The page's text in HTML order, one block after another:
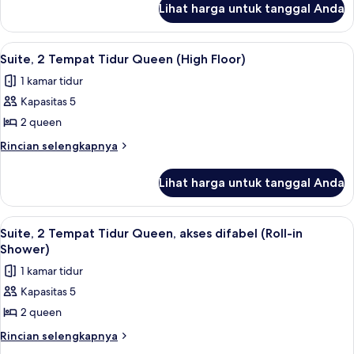
(High
Floor)
Suite,
Beberapa
Tempat
(High
Floor)
Lihat harga untuk tanggal Anda
Lihat
semua
foto
untuk
Suite,
2
Queen
(High
Floor)
Meja kerja, tirai kedap cahaya,
1
Suite, 2 Tempat Tidur Queen (High Floor)
1 kamar tidur
Kapasitas 5
2 queen
Rincian selengkapnya
Rincian
Suite,
Tempat
Tidur
(High
Floor)
Lihat harga untuk tanggal Anda
Lihat
semua
foto
untuk
Suite,
2
Tempat
Meja kerja, tirai kedap cahaya,
1
Suite, 2 Tempat Tidur Queen, akses difabel (Roll-in
Shower)
1 kamar tidur
Kapasitas 5
2 queen
Rincian selengkapnya
Rincian